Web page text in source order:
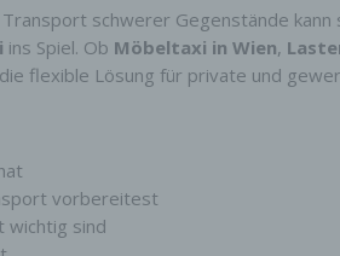
schwerer Gegenstände
ins Spiel. Ob Möbeltaxi in Wien,
flexible Lösung für private und
vorbereitest
wichtig sind